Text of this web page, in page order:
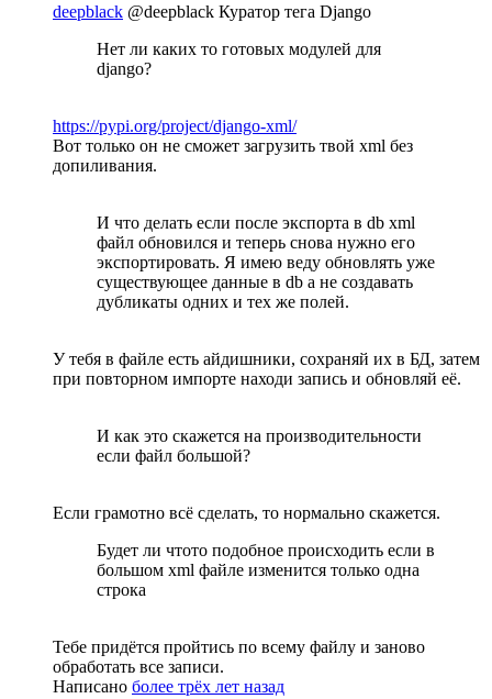
deepblack @deepblack Куратор тега Django
Нет ли каких то готовых модулей для
django?
https://pypi.org/project/django-xml/
Вот только он не сможет загрузить твой xml без
допиливания.
И что делать если после экспорта в db xml
файл обновился и теперь снова нужно его
экспортировать. Я имею веду обновлять уже
существующее данные в db а не создавать
дубликаты одних и тех же полей.
У тебя в файле есть айдишники, сохраняй их в БД, затем
при повторном импорте находи запись и обновляй её.
И как это скажется на производительности
если файл большой?
Если грамотно всё сделать, то нормально скажется.
Будет ли чтото подобное происходить если в
большом xml файле изменится только одна
строка
Тебе придётся пройтись по всему файлу и заново
обработать все записи.
Написано более трёх лет назад